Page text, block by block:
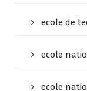
ecole de
ecole
ecole